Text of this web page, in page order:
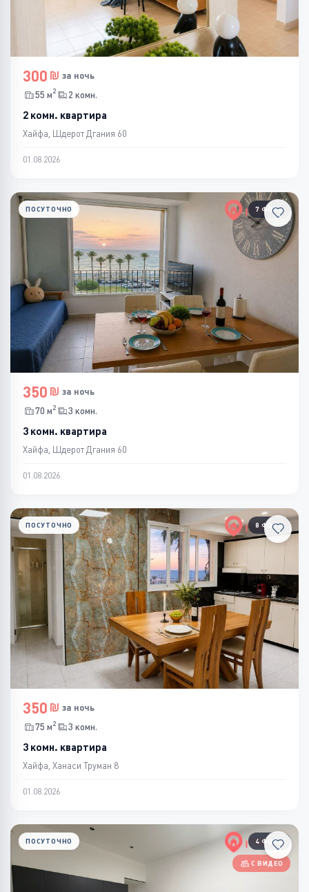
300
за ночь
55 м2 2 комн.
2 комн. квартира
Хайфа, Шдерот Дгания 60
01.08.2026
7 ФОТО
ПОСУТОЧНО
350
за ночь
70 м2 3 комн.
3 комн. квартира
Хайфа, Шдерот Дгания 60
01.08.2026
8 ФОТО
ПОСУТОЧНО
350
за ночь
75 м2 3 комн.
3 комн. квартира
Хайфа, Ханаси Труман 8
01.08.2026
4 ФОТО
С ВИДЕО
ПОСУТОЧНО